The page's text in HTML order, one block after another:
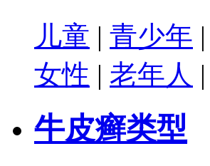
儿童 | 青少年 |
女性 | 老年人 |
牛皮癣类型